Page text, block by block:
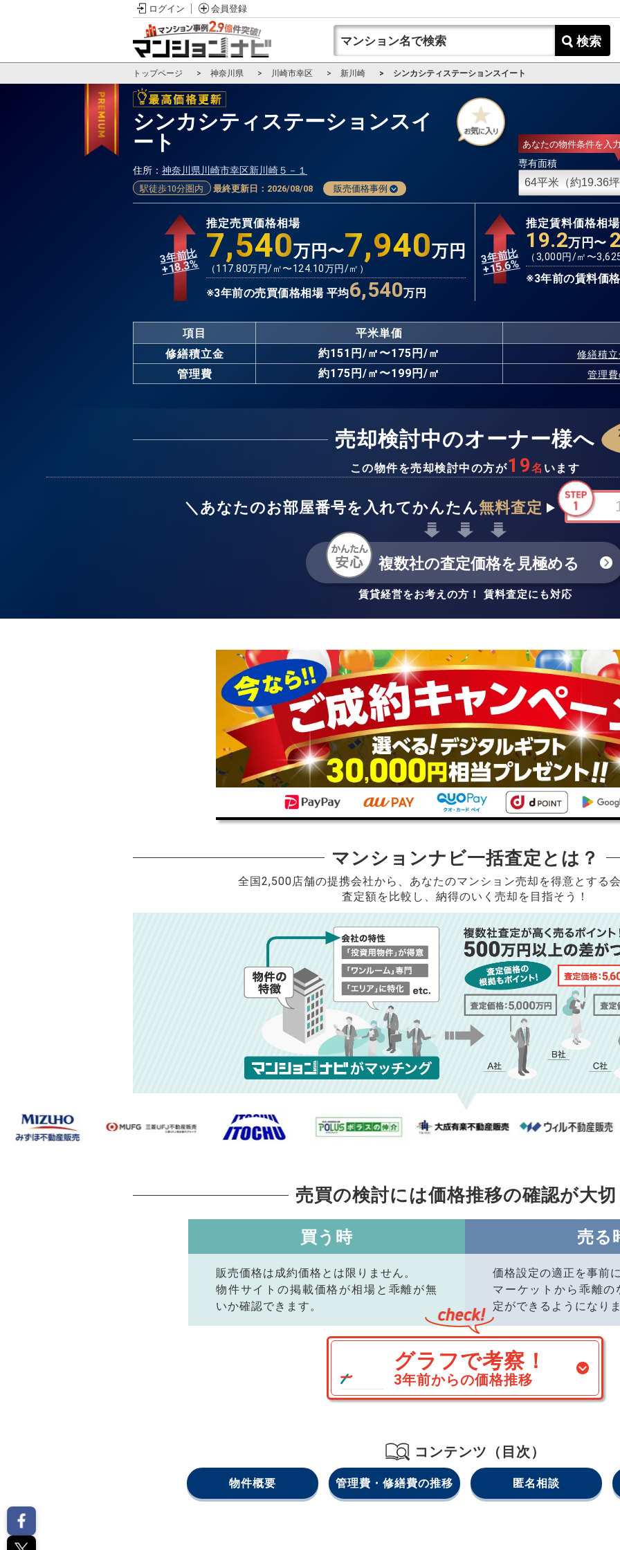
ログイン 会員登録
検索
トップページ 神奈川県 川崎市幸区 新川崎 シンカシティステーションスイート
シンカシティステーションスイ
ート
住所： 神奈川県川崎市幸区新川崎５－１
駅徒歩10分圏内 最終更新日： 2026/08/08 販売価格事例
あなたの物件条件を入
専有面積
3年前比
+18.3%
推定売買価格相場
7,540万円〜7,940万円
（117.80万円/㎡〜124.10万円/㎡）
※3年前の売買価格相場 平均6,540万円
3年前比
+15.6%
推定賃料価格相場
19.2万円〜
（3,000円/㎡〜
※3年前の賃料価
項目
平米単価
修繕積立金
約151円/㎡〜175円/㎡ 修繕積
管理費 約175円/㎡〜199円/㎡ 管理
売却検討中のオーナー様へ
この物件を売却検討中の方が19名 います
＼あなたのお部屋番号を入れてかんたん無料査定
複数社の査定価格を見極める
賃貸経営をお考えの方！ 賃料査定にも対応
マンションナビ一括査定とは？
全国2,500店舗の提携会社から、 あなたのマンション売却を得意とする
査定額を比較し、納得のいく売却を目指そう！
売買の検討には価格推移の確認が大
買う時
販売価格は成約価格とは限りません。
物件サイトの掲載価格が相場と乖離が無
いか確認できます。
売る
価格設定の適正を事前
マーケットから乖離
定ができるようになり
グラフで考察！
3年前からの価格推移
コンテンツ（目次）
物件概要 管理費・修繕費の推移 匿名相談